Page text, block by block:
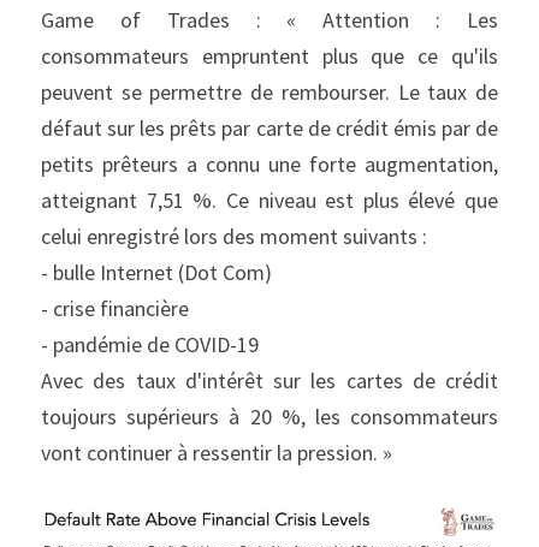
Game of Trades : « Attention : Les
consommateurs empruntent plus que ce qu'ils
peuvent se permettre de rembourser. Le taux de
défaut sur les prêts par carte de crédit émis par de
petits prêteurs a connu une forte augmentation,
atteignant 7,51 %. Ce niveau est plus élevé que
celui enregistré lors des moment suivants :
- bulle Internet (Dot Com)
- crise financière
- pandémie de COVID-19
Avec des taux d'intérêt sur les cartes de crédit
toujours supérieurs à 20 %, les consommateurs
vont continuer à ressentir la pression. »